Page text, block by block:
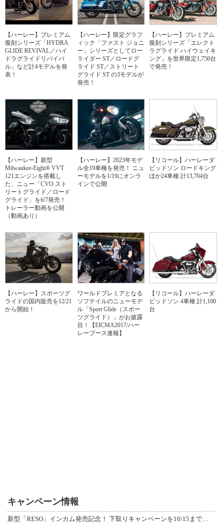
【ハーレー】プレミアム
復刻シリーズ「HYDRA
GLIDE REVIVAL／ハイ
ドラグライドリバイバ
ル」など計4モデルを発
表！
【ハーレー】限定グラフ
ィック「ファスト ジョニ
ー」シリーズとしてロー
ライダー ST／ロードグ
ライド ST／ストリート
グライド ST の3モデルが
発売！
【ハーレー】プレミアム
復刻シリーズ「エレクト
ラグライド ハイウェイキ
ング」を世界限定1,750台
で発売！
【ハーレー】新型
Milwaukee-Eight® VVT
121エンジンを搭載し
た、ニュー「CVO スト
リートグライド／ロード
グライド」を6/7発売！
トレーラー動画を公開
（動画あり）
【ハーレー】2023年モデ
ル全19車種を発売！ ニュ
ーモデルを1/19にオンラ
インで公開
【リコール】ハーレーダ
ビッドソン ロードキング
ほか24車種 計13,704台
【ハーレー】スポーツグ
ライドの国内販売を12/21
から開始！
ワールドプレミアとなる
ソフテイルのニューモデ
ル「Sport Glide（スポー
ツグライド）」がお披露
目！【EICMA2017/ハー
レーブース速報】
【リコール】ハーレーダ
ビッドソン 4車種 計1,100
台
キャンペーン情報